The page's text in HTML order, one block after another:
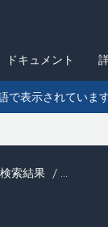
ドキュメント
で表示されていま
検索結果 / ...